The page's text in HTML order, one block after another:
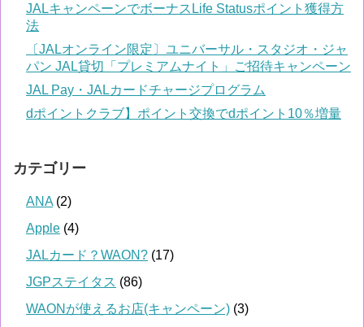
JALキャンペーンでボーナスLife Statusポイント獲得方
法
〔JALオンライン限定〕ユニバーサル・スタジオ・ジャ
パン JAL貸切「プレミアムナイト」ご招待キャンペーン
JAL Pay・JALカードチャージプログラム
dポイントクラブ】ポイント交換でdポイント10％増量
カテゴリー
ANA (2)
Apple (4)
JALカード？WAON? (17)
JGPステイタス (86)
WAONが使えるお店(キャンペーン) (3)